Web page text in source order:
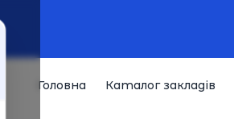
Головна Каталог закладів